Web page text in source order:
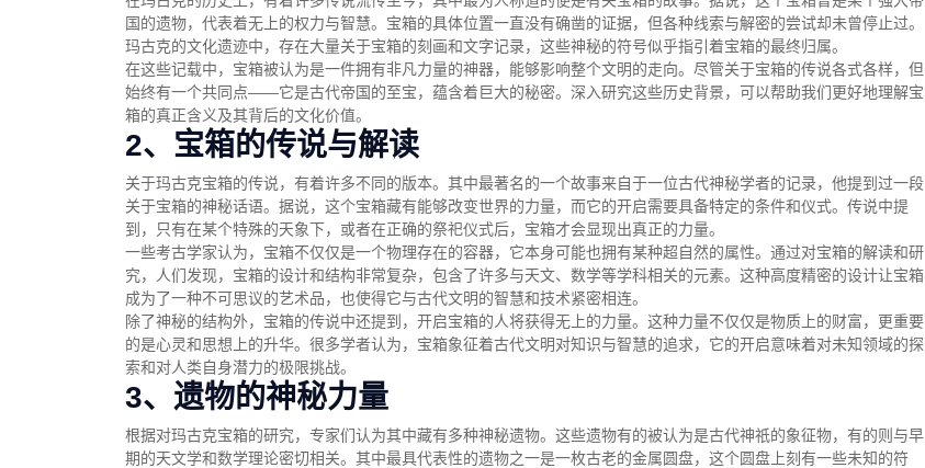
国的遗物，代表着无上的权力与智慧。宝箱的具体位置一直没有确凿的证据，但各种线索与解密的尝试却未曾停止过。
玛古克的文化遗迹中，存在大量关于宝箱的刻画和文字记录，这些神秘的符号似乎指引着宝箱的最终归属。
在这些记载中，宝箱被认为是一件拥有非凡力量的神器，能够影响整个文明的走向。尽管关于宝箱的传说各式各样，但
始终有一个共同点——它是古代帝国的至宝，蕴含着巨大的秘密。深入研究这些历史背景，可以帮助我们更好地理解宝
箱的真正含义及其背后的文化价值。
2、宝箱的传说与解读
关于玛古克宝箱的传说，有着许多不同的版本。其中最著名的一个故事来自于一位古代神秘学者的记录，他提到过一段
关于宝箱的神秘话语。据说，这个宝箱藏有能够改变世界的力量，而它的开启需要具备特定的条件和仪式。传说中提
到，只有在某个特殊的天象下，或者在正确的祭祀仪式后，宝箱才会显现出真正的力量。
一些考古学家认为，宝箱不仅仅是一个物理存在的容器，它本身可能也拥有某种超自然的属性。通过对宝箱的解读和研
究，人们发现，宝箱的设计和结构非常复杂，包含了许多与天文、数学等学科相关的元素。这种高度精密的设计让宝箱
成为了一种不可思议的艺术品，也使得它与古代文明的智慧和技术紧密相连。
除了神秘的结构外，宝箱的传说中还提到，开启宝箱的人将获得无上的力量。这种力量不仅仅是物质上的财富，更重要
的是心灵和思想上的升华。很多学者认为，宝箱象征着古代文明对知识与智慧的追求，它的开启意味着对未知领域的探
索和对人类自身潜力的极限挑战。
3、遗物的神秘力量
根据对玛古克宝箱的研究，专家们认为其中藏有多种神秘遗物。这些遗物有的被认为是古代神祇的象征物，有的则与早
期的天文学和数学理论密切相关。其中最具代表性的遗物之一是一枚古老的金属圆盘，这个圆盘上刻有一些未知的符